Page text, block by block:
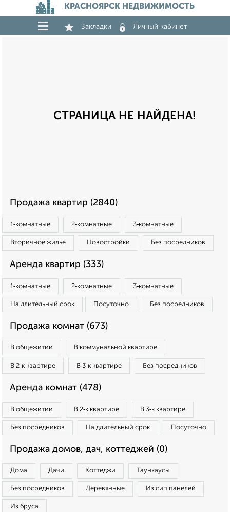
КРАСНОЯРСК НЕДВИЖИМОСТЬ
Закладки Личный кабинет
СТРАНИЦА НЕ НАЙДЕНА!
Продажа квартир (2840)
1‑комнатные 2‑комнатные 3‑комнатные
Вторичное жилье Новостройки Без посредников
Аренда квартир (333)
1‑комнатные 2‑комнатные 3‑комнатные
На длительный срок Посуточно Без посредников
Продажа комнат (673)
В общежитии В коммунальной квартире
В 2‑к квартире В 3‑к квартире Без посредников
Аренда комнат (478)
В общежитии В 2‑к квартире В 3‑к квартире
Без посредников На длительный срок Посуточно
Продажа домов, дач, коттеджей (0)
Дома Дачи Коттеджи Таунхаусы
Без посредников Деревянные Из сип панелей
Из бруса